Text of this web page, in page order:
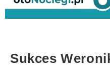
Sukces